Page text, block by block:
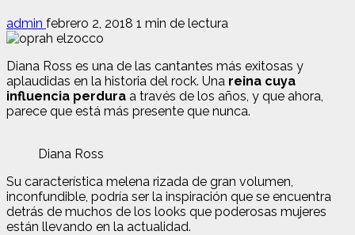
admin febrero 2, 2018 1 min de lectura
Diana Ross es una de las cantantes más exitosas y
aplaudidas en la historia del rock. Una reina cuya
influencia perdura a través de los años, y que ahora,
parece que está más presente que nunca.
Diana Ross
Su característica melena rizada de gran volumen,
inconfundible, podría ser la inspiración que se encuentra
detrás de muchos de los looks que poderosas mujeres
están llevando en la actualidad.